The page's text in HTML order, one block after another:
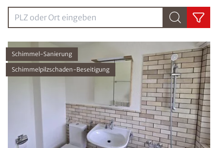
PLZ oder Ort eingebenPLZ oder Ort eingeben
Schimmel-Sanierung
Schimmelpilzschaden-Beseitigung